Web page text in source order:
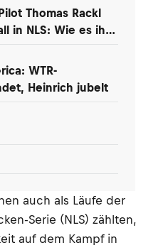
Thomas Rackl
in NLS: Wie es ihm
WTR-
Heinrich jubelt
auch als Läufe der
Serie (NLS) zählten,
auf dem Kampf in